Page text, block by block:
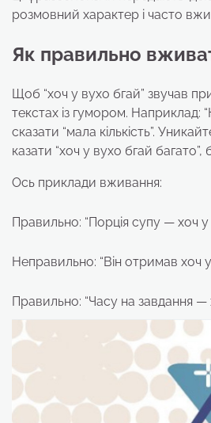
розмовний характер і часто
Як правильно
Щоб “хоч у вухо бгай” звучав
текстах із гумором. Наприклад:
сказати “мала кількість”.
казати “хоч у вухо бгай
Ось приклади вживання:
Правильно: “Порція супу — хоч у
Неправильно: “Він отримав хоч
Правильно: “Часу на завдання —